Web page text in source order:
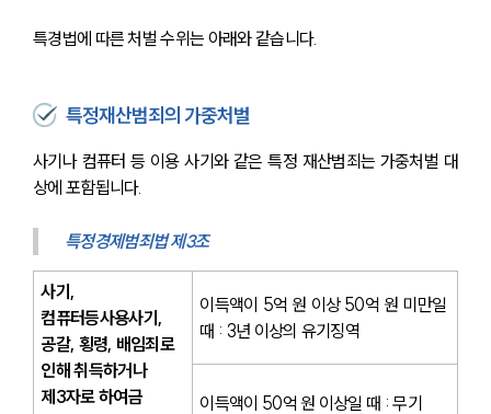
특경법에 따른 처벌 수위는 아래와 같습니다.
특정재산범죄의 가중처벌
사기나 컴퓨터 등 이용 사기와 같은 특정 재산범죄는 가중처벌 대
상에 포함됩니다.
특정경제범죄법 제3조
사기,
컴퓨터등사용사기,
공갈, 횡령, 배임죄로
인해 취득하거나
제3자로 하여금
이득액이 5억 원 이상 50억 원 미만일
때 : 3년 이상의 유기징역
이득액이 50억 원 이상일 때 : 무기